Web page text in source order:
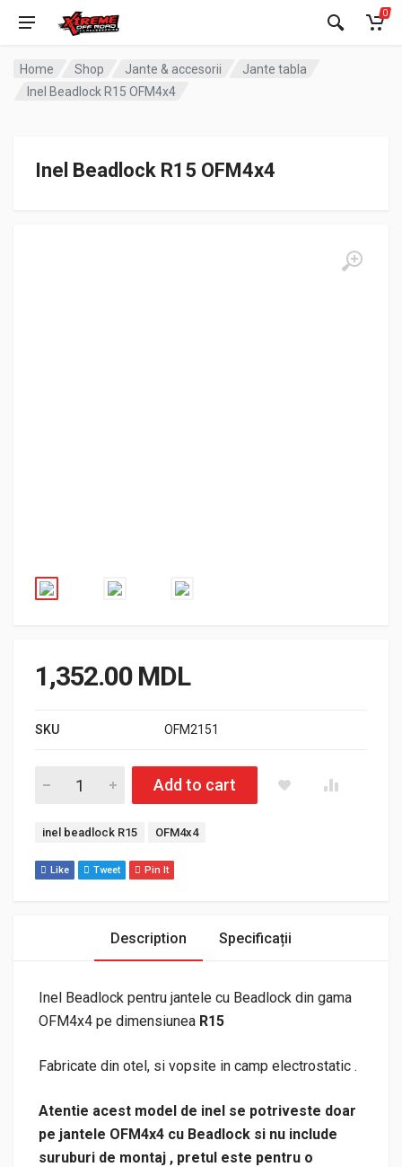
0
Home Shop Jante & accesorii
Jante tabla
Inel Beadlock R15 OFM4x4
Inel Beadlock R15 OFM4x4
1,352.00 MDL
SKU OFM2151
Cantitate Inel Beadlock R15 OFM4x4
Add to cart
Etichete:
inel beadlock R15 OFM4x4
Like Tweet Pin It
Description Specificații
Inel Beadlock pentru jantele cu Beadlock din gama
OFM4x4 pe dimensiunea R15
Fabricate din otel, si vopsite in camp electrostatic .
Atentie acest model de inel se potriveste doar
pe jantele OFM4x4 cu Beadlock si nu include
suruburi de montaj , pretul este pentru o